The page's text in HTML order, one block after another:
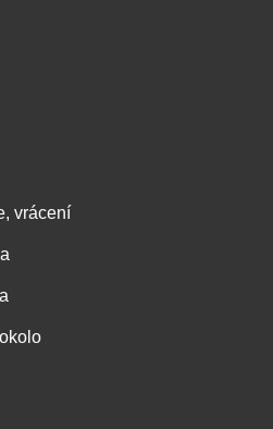
vrácení